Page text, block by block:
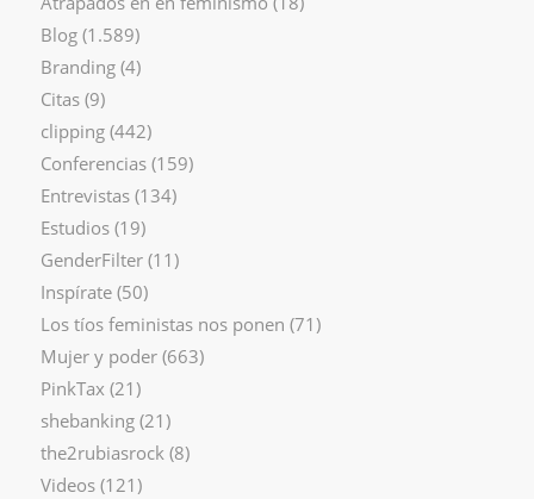
Blog(1.589)
Branding(4)
Citas(9)
clipping(442)
Conferencias(159)
Entrevistas(134)
Estudios(19)
GenderFilter(11)
Inspírate(50)
Los tíos feministas nos ponen (71)
Mujer y poder(663)
PinkTax(21)
shebanking(21)
the2rubiasrock(8)
Videos(121)